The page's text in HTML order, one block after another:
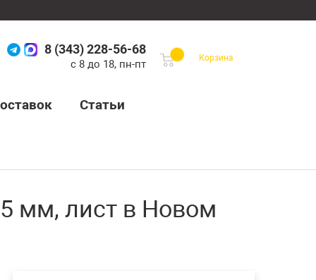
мм, лист в Новом
8 (343) 228-56-68
с 8 до 18, пн-пт
Корзина
Статьи